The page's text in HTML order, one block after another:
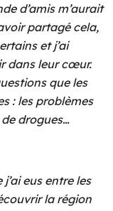
d’amis m’aurait
partagé cela,
et j’ai
dans leur cœur.
que les
: les problèmes
drogues…
eus entre les
la région